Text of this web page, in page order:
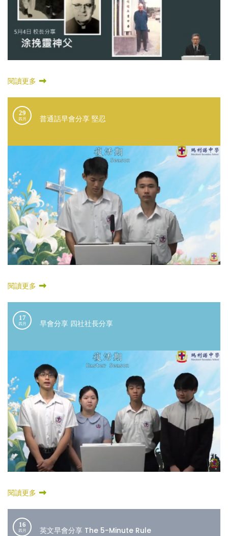
閱讀更多
29
四月 普通話早會分享 堅忍
閱讀更多
17
四月 早會分享 四社社長分享
閱讀更多
16
四月 英文早會分享 The 5-Minute Rule